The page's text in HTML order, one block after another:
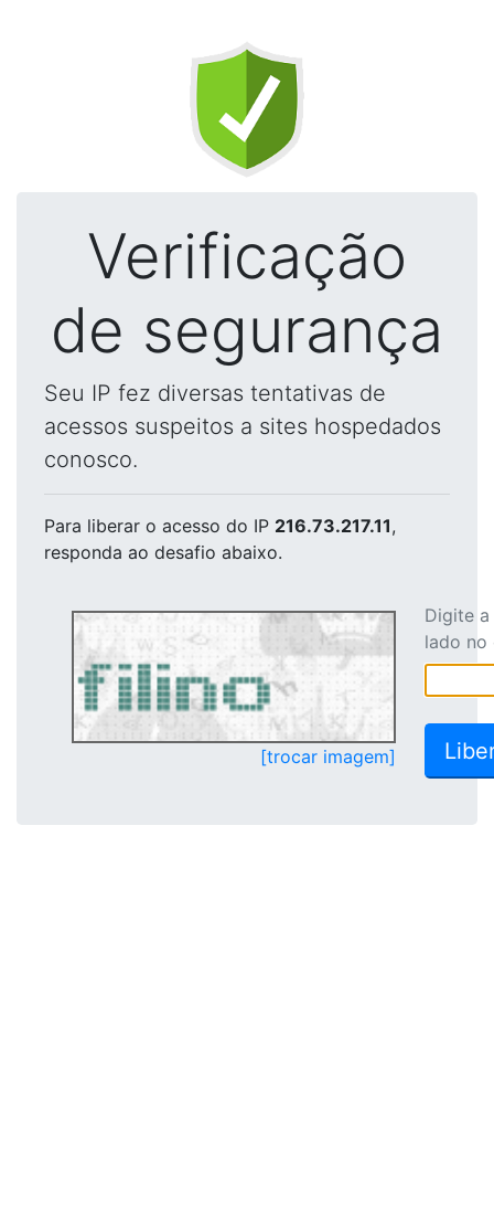
Verificação
de segurança
Seu IP fez diversas tentativas de
acessos suspeitos a sites hospedados
conosco.
Para liberar o acesso do IP 216.73.217.11,
responda ao desafio abaixo.
[trocar imagem]
Digite
lado no